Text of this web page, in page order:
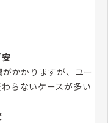
かかりますが、ユー
らないケースが多い